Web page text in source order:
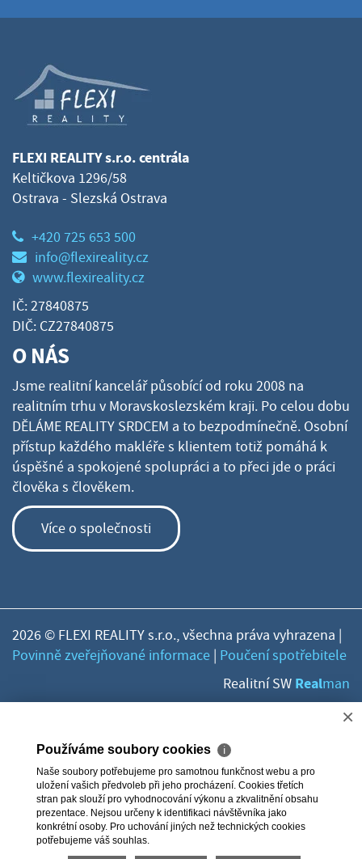
FLEXI REALITY s.r.o. centrála
Keltičkova 1296/58
Ostrava - Slezská Ostrava
+420 725 653 500
info@flexireality.cz
www.flexireality.cz
IČ: 27840875
DIČ: CZ27840875
O NÁS
Jsme realitní kancelář působící od roku 2008 na
realitním trhu v Moravskoslezském kraji. Po celou dobu
DĚLÁME REALITY SRDCEM a to bezpodmínečně. Osobní
přístup každého makléře s klientem totiž pomáhá k
úspěšné a spokojené spolupráci a to přeci jde o práci
člověka s člověkem.
Více o společnosti
2026 © FLEXI REALITY s.r.o., všechna práva vyhrazena |
Povinně zveřejňované informace | Poučení spotřebitele
Realitní SW Realman
×
Používáme soubory cookies ℹ
Naše soubory potřebujeme pro samotnou funkčnost webu a pro
uložení vašich předvoleb při jeho procházení. Cookies třetích
stran pak slouží pro vyhodnocování výkonu a zkvalitnění obsahu
prezentace. Nejsou určeny k identifikaci návštěvníka jako
konkrétní osoby. Pro uchování jiných než technických cookies
potřebujeme váš souhlas.